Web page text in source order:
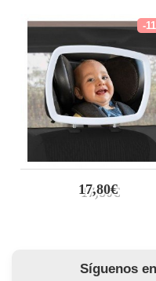
-
17,80€
Síguenos